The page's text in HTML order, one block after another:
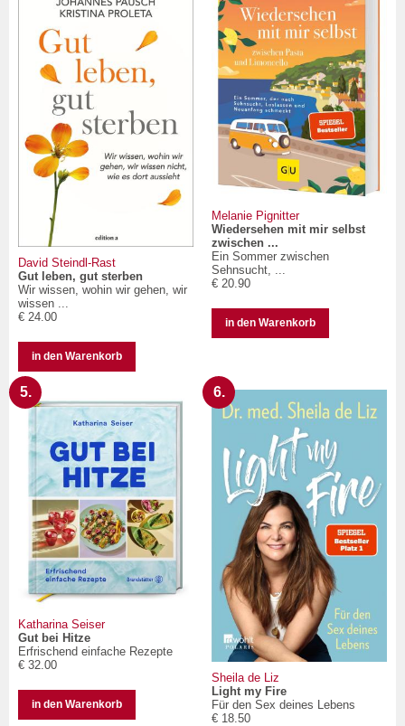
David Steindl-Rast
Gut leben, gut sterben
Wir wissen, wohin wir gehen, wir
wissen ...
€ 24.00
in den Warenkorb
Melanie Pignitter
Wiedersehen mit mir selbst
zwischen ...
Ein Sommer zwischen
Sehnsucht, ...
€ 20.90
in den Warenkorb
5.
Katharina Seiser
Gut bei Hitze
Erfrischend einfache Rezepte
€ 32.00
in den Warenkorb
6.
Sheila de Liz
Light my Fire
Für den Sex deines Lebens
€ 18.50